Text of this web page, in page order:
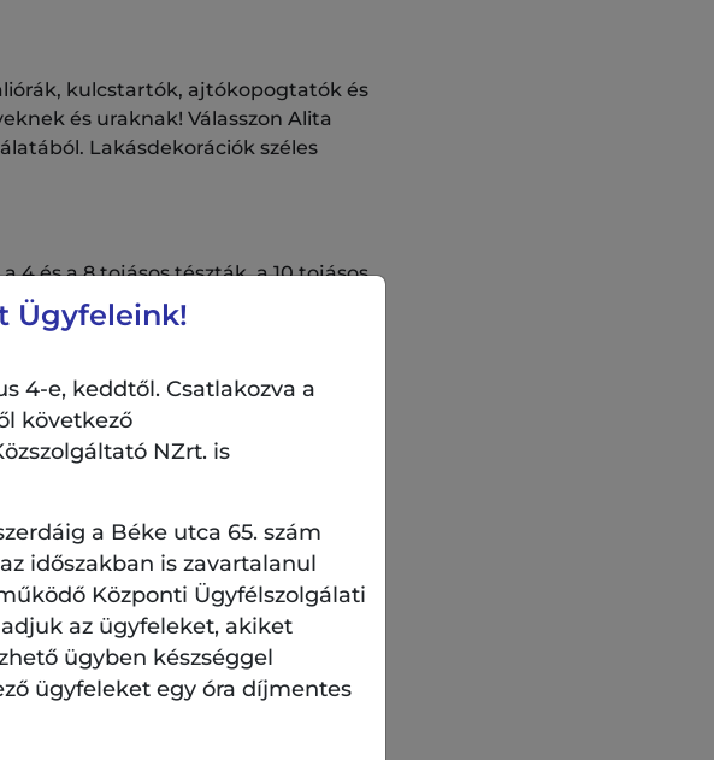
kulcstartók, ajtókopogtatók és
és uraknak! Válasszon Alita
Lakásdekorációk széles
és a 8 tojásos tészták, a 10 tojásos
Az egészségtudatos táplálkozást
mint a spenótos orsó, a
szélesmetélt, a durum
mesés kínálatát hozza
gyűrűk és ékszer kollekciók.
zöldségkrémek a termelőtől.
Derecskei Fenséges kézműves
Ügyfeleink!
4-e, keddtől. Csatlakozva a
következő
NZrt. is
a Béke utca 65. szám
időszakban is zavartalanul
Központi Ügyfélszolgálati
az ügyfeleket, akiket
ügyben készséggel
ügyfeleket egy óra díjmentes